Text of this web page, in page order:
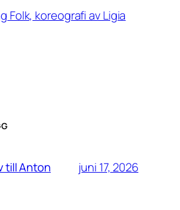
Folk, koreografi av Ligia
till Anton juni 17, 2026